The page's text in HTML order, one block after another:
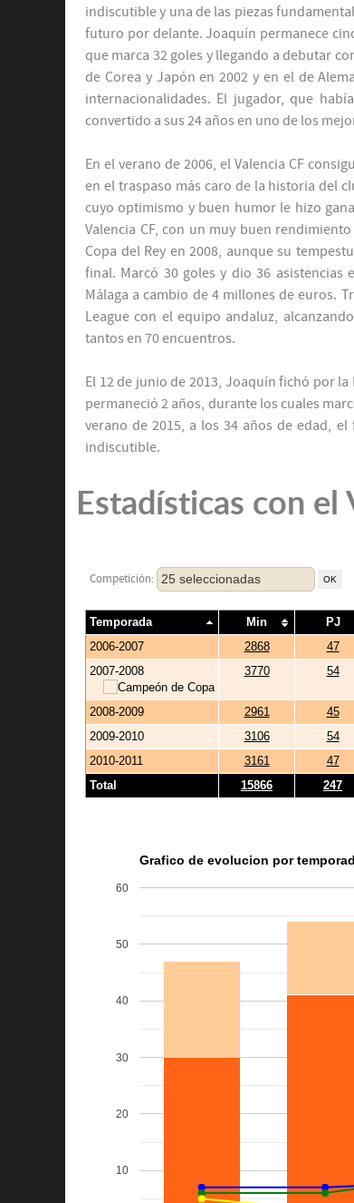
indiscutible y una de las piezas
futuro por delante. Joaquín permanece
que marca 32 goles y llegando a debutar
de Corea y Japón en 2002 y en el de
internacionalidades. El jugador, que
convertido a sus 24 años en uno de los
En el verano de 2006, el Valencia CF
en el traspaso más caro de la historia del
cuyo optimismo y buen humor le hizo
Valencia CF, con un muy buen
Copa del Rey en 2008, aunque su
final. Marcó 30 goles y dio 36 asistencias
Málaga a cambio de 4 millones de euros.
League con el equipo andaluz,
tantos en 70 encuentros.
El 12 de junio de 2013, Joaquín fichó por
permaneció 2 años, durante los cuales
verano de 2015, a los 34 años de edad,
indiscutible.
Estadísticas con el
Competición: 25 seleccionadas
Temporada Min PJ
2006-2007
2868 47
2007-2008
3770 54
2008-2009 2961 45
2009-2010
3106 54
2010-2011
3161 47
Total
15866 247
Grafico de evolucion por
10
20
30
40
50
60